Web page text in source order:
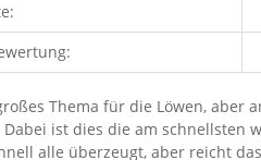
Thema für die Löwen, aber
ist dies die am schnellsten
alle überzeugt, aber reicht